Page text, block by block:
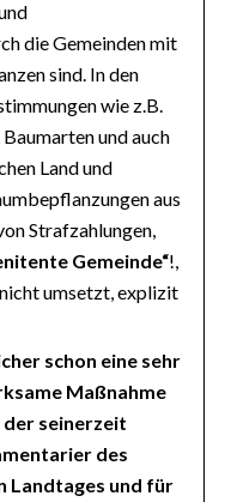
die Gemeinden mit
sind. In den
wie z.B.
und auch
Land und
aus
Strafzahlungen,
Gemeinde“!,
umsetzt, explizit
schon eine sehr
Maßnahme
seinerzeit
des
Landtages und für